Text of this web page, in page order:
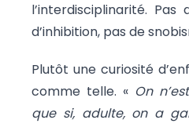
l’interdisciplinarité.
d’inhibition, pas de
Plutôt une curiosité
comme telle. « On
que si, adulte, on a